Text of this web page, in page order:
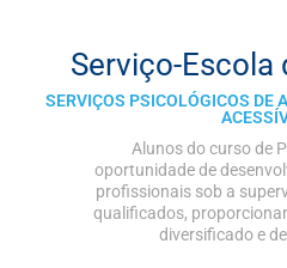
Serviço-Escola
SERVIÇOS PSICOLÓGICOS DE
Alunos do curso de
oportunidade de
profissionais sob a
qualificados,
diversificado e